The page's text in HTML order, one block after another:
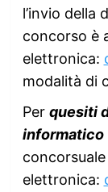
l’invio della
concorso è
elettronica:
modalità di
Per quesiti
informatico
elettronica: